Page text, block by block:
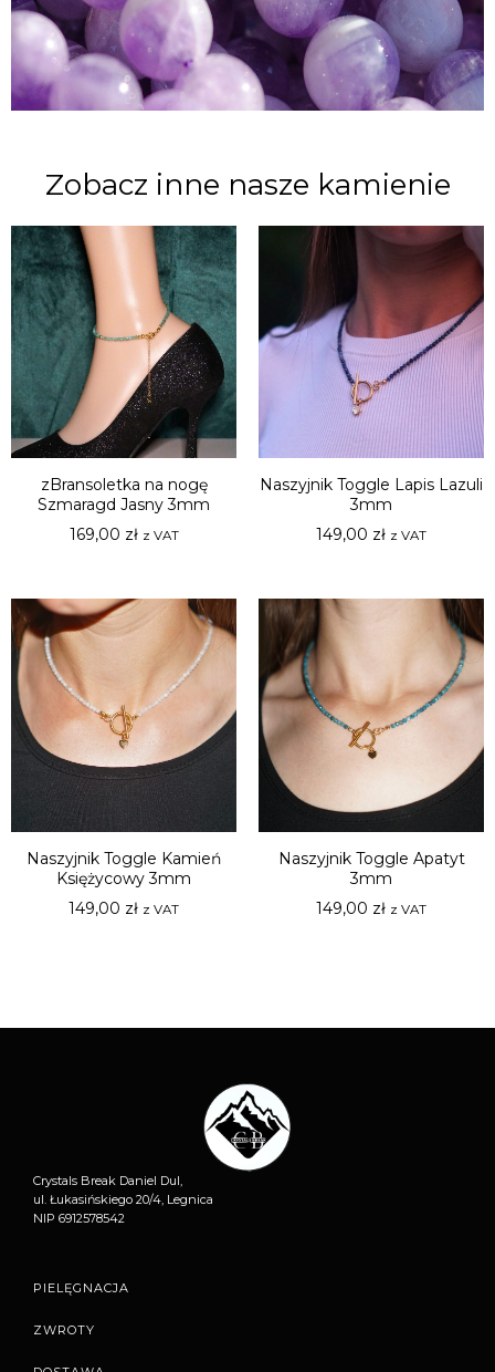
Zobacz inne nasze kamienie
zBransoletka na nogę
Szmaragd Jasny 3mm
169,00 zł z VAT
Naszyjnik Toggle Lapis Lazuli
3mm
149,00 zł z VAT
Naszyjnik Toggle Kamień
Księżycowy 3mm
149,00 zł z VAT
Naszyjnik Toggle Apatyt
3mm
149,00 zł z VAT
Crystals Break Daniel Dul,
ul. Łukasińskiego 20/4, Legnica
NIP 6912578542
PIELĘGNACJA
ZWROTY